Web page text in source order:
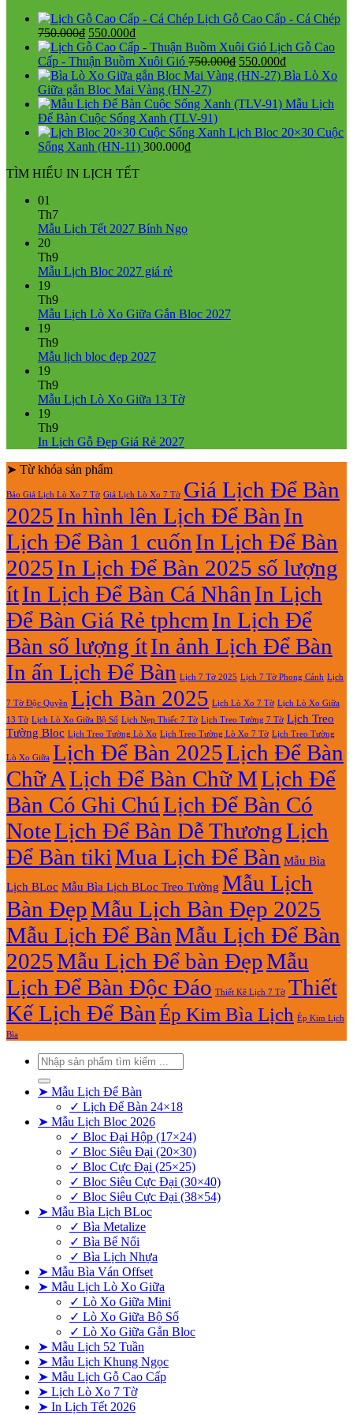
Lịch Gỗ Cao Cấp - Cá Chép
750.000₫ Giá
gốc
là:
750.000₫.
550.000₫Giá
hiện
tại
là:
550.000₫.
Lịch Gỗ Cao
Cấp - Thuận Buồm Xuôi Gió 750.000₫ Giá
gốc
750.000₫.
550.000₫Giá
hiện
là:
Bìa Lò Xo
Giữa gắn Bloc Mai Vàng (HN-27)
Mẫu Lịch
Để Bàn Cuộc Sống Xanh (TLV-91)
Lịch Bloc 20×30 Cuộc
Sống Xanh (HN-11) 300.000₫
TÌM HIỂU IN LỊCH TẾT
01
Th7
Mẫu Lịch Tết 2027 Bính NgọKhông
Lịch
20
Th9
Mẫu Lịch Bloc 2027 giá rẻKhông
luận
giá
19
Th9
Mẫu Lịch Lò Xo Giữa Gắn Bloc 2027Không
2027
19
Th9
Mẫu lịch bloc đẹp 2027Không
luận
lịch
19
Th9
Mẫu Lịch Lò Xo Giữa 13 TờKhông
luận
Lịch
Lò
Xo
Giữa
13
Tờ
19
Th9
In Lịch Gỗ Đẹp Giá Rẻ 2027Không
luận
ở
In
Lịch
Gỗ
Đẹp
Giá
Rẻ
2027
➤ Từ khóa sản phẩm
Báo Giá Lịch Lò Xo 7 Tờ Giá Lịch Lò Xo 7 Tờ Giá Lịch Để Bàn
2025In hình lên Lịch Để Bàn In
Lịch Để Bàn 1 cuốn In Lịch Để Bàn
2025In Lịch Để Bàn 2025 số lượng
ítIn Lịch Để Bàn Cá Nhân In Lịch
Để Bàn Giá Rẻ tphcm In Lịch Để
Bàn số lượng ítIn ảnh Lịch Để Bàn
In ấn Lịch Để Bàn Lịch 7 Tờ 2025 Lịch 7 Tờ Phong Cảnh Lịch
7 Tờ Độc Quyền Lịch Bàn 2025 Lịch Lò Xo 7 Tờ Lịch Lò Xo Giữa
13 Tờ Lịch Lò Xo Giữa Bộ Số Lịch Nẹp Thiếc 7 Tờ Lịch Treo Tường 7 Tờ Lịch Treo
Tường Bloc Lịch Treo Tường Lò Xo Lịch Treo Tường Lò Xo 7 Tờ Lịch Treo Tường
Lò Xo Giữa Lịch Để Bàn 2025Lịch Để Bàn
Chữ ALịch Để Bàn Chữ MLịch Để
Bàn Có Ghi ChúLịch Để Bàn Có
NoteLịch Để Bàn Dễ ThươngLịch
Để Bàn tikiMua Lịch Để Bàn Mẫu Bìa
Lịch BLoc Mẫu Bìa Lịch BLoc Treo Tường Mẫu Lịch
Bàn ĐẹpMẫu Lịch Bàn Đẹp 2025
Mẫu Lịch Để BànMẫu Lịch Để Bàn
2025Mẫu Lịch Để bàn ĐẹpMẫu
Lịch Để Bàn Độc Đáo Thiết Kê Lịch 7 Tờ Thiết
Kế Lịch Để Bàn Ép Kim Bìa Lịch Ép Kim Lịch
Bìa
Tìm
kiếm:
➤ Mẫu Lịch Để Bàn
✓ Lịch Để Bàn 24×18
➤ Mẫu Lịch Bloc 2026
✓ Bloc Đại Hộp (17×24)
✓ Bloc Siêu Đại (20×30)
✓ Bloc Cực Đại (25×25)
✓ Bloc Siêu Cực Đại (30×40)
✓ Bloc Siêu Cực Đại (38×54)
➤ Mẫu Bìa Lịch BLoc
✓ Bìa Metalize
✓ Bìa Bế Nổi
✓ Bìa Lịch Nhựa
➤ Mẫu Bìa Ván Offset
➤ Mẫu Lịch Lò Xo Giữa
✓ Lò Xo Giữa Mini
✓ Lò Xo Giữa Bộ Số
✓ Lò Xo Giữa Gắn Bloc
➤ Mẫu Lịch 52 Tuần
➤ Mẫu Lịch Khung Ngọc
➤ Mẫu Lịch Gỗ Cao Cấp
➤ Lịch Lò Xo 7 Tờ
➤ In Lịch Tết 2026